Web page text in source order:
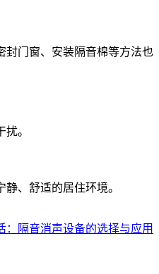
封门窗、安装隔音棉等方法也
。
、舒适的居住环境。
隔音消声设备的选择与应用